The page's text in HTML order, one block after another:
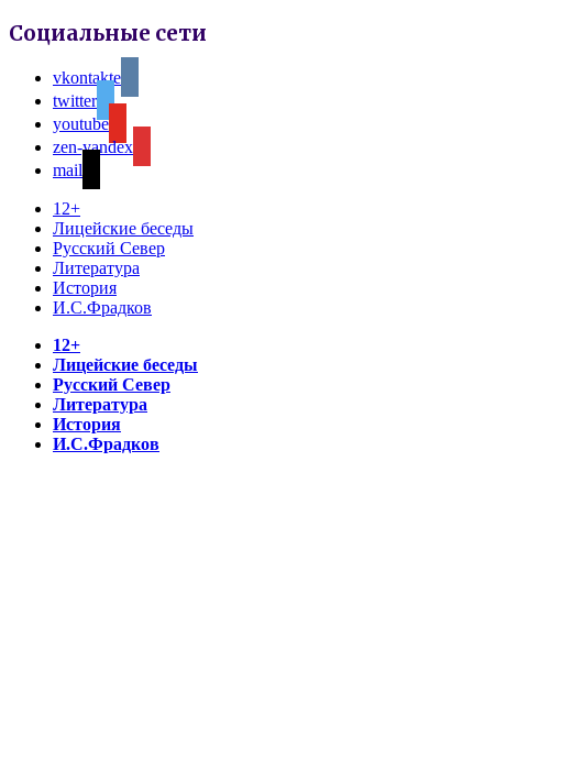
Социальные сети
vkontakte
twitter
youtube
zen-yandex
mail
12+
Лицейские беседы
Русский Север
Литература
История
И.С.Фрадков
12+
Лицейские беседы
Русский Север
Литература
История
И.С.Фрадков